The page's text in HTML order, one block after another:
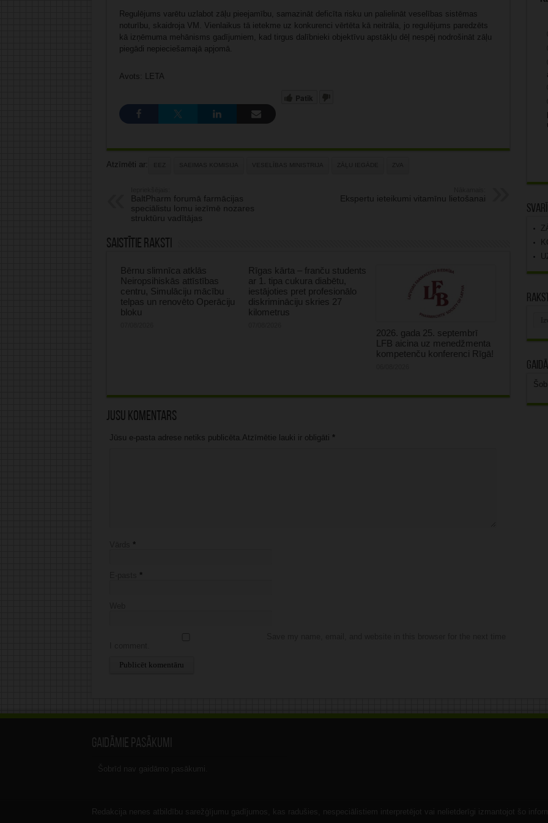
Regulējums varētu uzlabot zāļu pieejamību, samazināt deficīta risku un palielināt veselības sistēmas
noturību, skaidroja VM. Vienlaikus tā ietekme uz konkurenci vērtēta kā neitrāla, jo regulējums paredzēts
kā izņēmuma mehānisms gadījumiem, kad tirgus dalībnieki objektīvu apstākļu dēļ nespēj nodrošināt zāļu
piegādi nepieciešamajā apjomā.
Avots: LETA
Patīk
Atzīmēti ar: SAEIMAS KOMISIJA VESELĪBAS MINISTRIJA ZĀĻU IEGĀDE ZVA
BaltPharm forumā farmācijas
speciālistu lomu iezīmē nozares
struktūru vadītājas
Ekspertu ieteikumi vitamīnu lietošanai
Saistītie raksti
Bērnu slimnīca atklās
Neiropsihiskās attīstības
centru, Simulāciju mācību
telpas un renovēto Operāciju
bloku
Rīgas kārta – franču students
ar 1. tipa cukura diabētu,
iestājoties pret profesionālo
diskrimināciju skries 27
kilometrus
2026. gada 25. septembrī
LFB aicina uz menedžmenta
kompetenču konferenci Rīgā!
Jūsu komentārs
Jūsu e-pasta adrese netiks publicēta.Atzīmētie lauki ir obligāti *
*
*
Gaidāmie pasākumi
Šobrīd nav gaidāmo pasākumi.
Redakcija nenes atbildību sarežģījumu gadījumos, kas radušies, nespeciālistiem interpretējot vai nelietderīgi izmantojot šo